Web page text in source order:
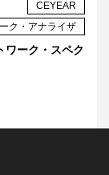
CEYEAR
ク・アナライザ
ーク・スペク